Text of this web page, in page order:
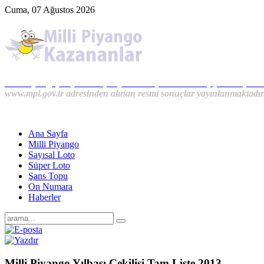
Cuma, 07 Ağustos 2026
www.mpi.gov.tr adresinden alınan resmi sonuçlar
Ana Sayfa
Milli Piyango
Sayısal Loto
Süper Loto
Şans Topu
On Numara
Haberler